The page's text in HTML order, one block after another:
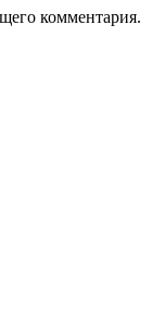
комментария.